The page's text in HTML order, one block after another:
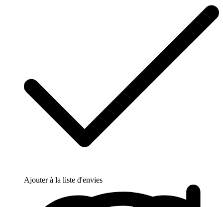
Ajouter à la liste d'envies